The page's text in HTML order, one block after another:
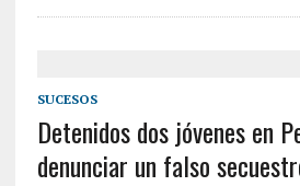
SUCESOS
Detenidos dos jóvenes en
denunciar un falso